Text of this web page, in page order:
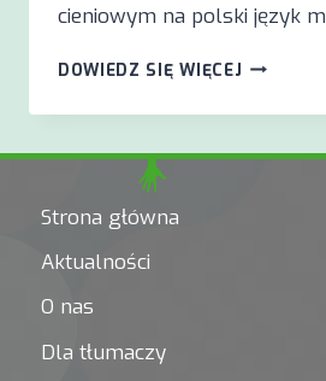
cieniowym na polski język
DOWIEDZ SIĘ WIĘCEJ SZEŚĆ
Z
CZWORO”
Strona główna
Aktualności
O nas
Dla tłumaczy